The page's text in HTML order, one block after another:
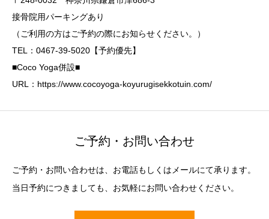
接骨院用パーキングあり
（ご利用の方はご予約の際にお知らせください。）
TEL：0467-39-5020【予約優先】
■Coco Yoga併設■
URL：https://www.cocoyoga-koyurugisekkotuin.com/
ご予約・お問い合わせ
ご予約・お問い合わせは、お電話もしくはメールにて承ります。
当日予約につきましても、お気軽にお問い合わせください。